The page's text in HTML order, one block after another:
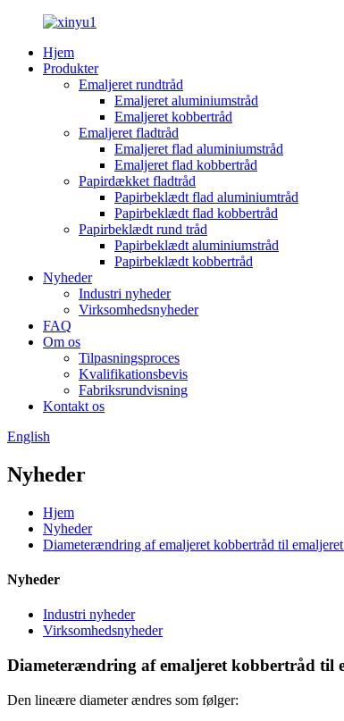
Hjem
Produkter
Emaljeret rundtråd
Emaljeret aluminiumstråd
Emaljeret kobbertråd
Emaljeret fladtråd
Emaljeret flad aluminiumstråd
Emaljeret flad kobbertråd
Papirdækket fladtråd
Papirbeklædt flad aluminiumtråd
Papirbeklædt flad kobbertråd
Papirbeklædt rund tråd
Papirbeklædt aluminiumstråd
Papirbeklædt kobbertråd
Nyheder
Industri nyheder
Virksomhedsnyheder
FAQ
Om os
Tilpasningsproces
Kvalifikationsbevis
Fabriksrundvisning
Kontakt os
English
Nyheder
Hjem
Nyheder
Diameterændring af emaljeret kobbertråd til
Nyheder
Industri nyheder
Virksomhedsnyheder
Diameterændring af emaljeret kobbertråd til
Den lineære diameter ændres som følger: